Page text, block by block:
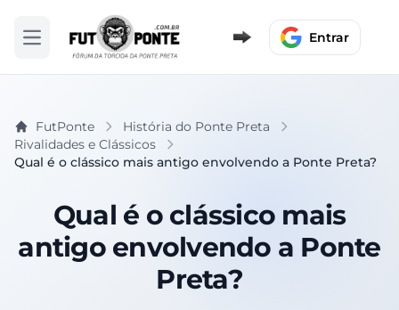
Abrir menu Entrar
FutPonte
História do Ponte Preta
Rivalidades e Clássicos
Qual é o clássico mais antigo envolvendo a Ponte Preta?
Qual é o clássico mais
antigo envolvendo a Ponte
Preta?